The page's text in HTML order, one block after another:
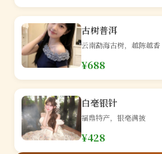
古树普洱
云南勐海古树，越陈越香
¥688
白毫银针
福鼎特产，银毫满披
¥428